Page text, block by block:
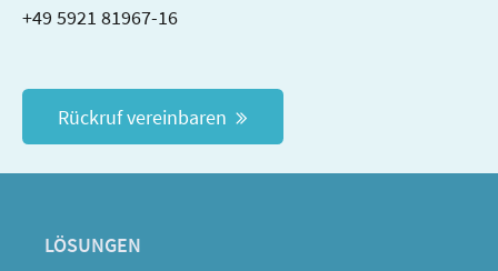
+49 5921 81967-16
Rückruf vereinbaren
LÖSUNGEN